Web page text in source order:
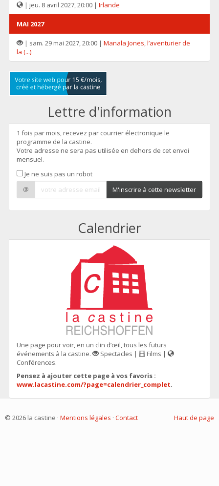
| jeu. 8 avril 2027, 20:00 | Irlande
MAI 2027
| sam. 29 mai 2027, 20:00 | Manala Jones, l’aventurier de
la (...)
Lettre d'information
1 fois par mois, recevez par courrier électronique le
programme de la castine.
Votre adresse ne sera pas utilisée en dehors de cet envoi
mensuel.
Je ne suis pas un robot
@
M'inscrire à cette newsletter
Calendrier
Une page pour voir, en un clin d’œil, tous les futurs
événements à la castine.
Spectacles |
Films |
Conférences.
Pensez à ajouter cette page à vos favoris :
www.lacastine.com/?page=calendrier_complet.
Haut de page
© 2026 la castine · Mentions légales · Contact